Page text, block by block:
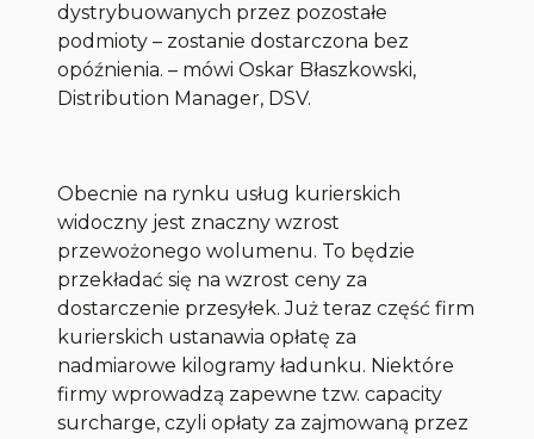
dystrybuowanych przez pozostałe
podmioty – zostanie dostarczona bez
opóźnienia. – mówi Oskar Błaszkowski,
Distribution Manager, DSV.
Obecnie na rynku usług kurierskich
widoczny jest znaczny wzrost
przewożonego wolumenu. To będzie
przekładać się na wzrost ceny za
dostarczenie przesyłek. Już teraz część firm
kurierskich ustanawia opłatę za
nadmiarowe kilogramy ładunku. Niektóre
firmy wprowadzą zapewne tzw. capacity
surcharge, czyli opłaty za zajmowaną przez